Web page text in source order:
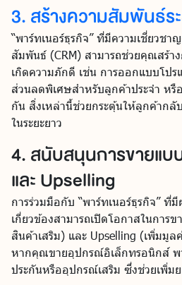
3. สร้างความสัมพันธ์ร
“พาร์ทเนอร์ธุรกิจ” ที่มีความเชี่ยวชา
สัมพันธ์ (CRM) สามารถช่วยคุณสร้า
เกิดความภักดี เช่น การออกแบบโป
ส่วนลดพิเศษสำหรับลูกค้าประจำ หรื
กัน สิ่งเหล่านี้ช่วยกระตุ้นให้ลูกค้ากลั
ในระยะยาว
4. สนับสนุนการขายแบ
และ Upselling
การร่วมมือกับ “พาร์ทเนอร์ธุรกิจ”
เกี่ยวข้องสามารถเปิดโอกาสในการ
สินค้าเสริม) และ Upselling (เพิ่มมูล
หากคุณขายอุปกรณ์อิเล็กทรอนิกส์ พ
ประกันหรืออุปกรณ์เสริม ซึ่งช่วยเพิ่